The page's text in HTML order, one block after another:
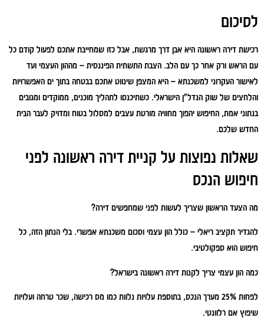
לסיכום
רכישת דירה ראשונה היא אבן דרך מרגשת, אבל כזו שמחייבת אתכם לפעול קודם כל
עם הראש ורק אחר כך עם הלב. הצבת התשתית הפיננסית – מההון העצמי ועד
לאישור העקרוני למשכנתא – היא המצפן שינווט אתכם בבטחה בתוך ים האפשרויות
והלחצים של שוק הנדל"ן הישראלי. כשתיכנסו לתהליך מוכנים, ממוקדים ומגובים
בנתוני אמת, החיפוש יהפוך מחוויה מורטת עצבים למסלול בטוח ומדויק לעבר הבית
החדש שלכם.
שאלות נפוצות על קניית דירה ראשונה לפני
חיפוש הנכס
מה הצעד הראשון שצריך לעשות לפני שמחפשים דירה?
להגדיר תקציב ריאלי – כולל הון עצמי וסכום משכנתא אפשרי. בלי הנתון הזה, כל
חיפוש הוא ספקולטיבי.
כמה הון עצמי צריך לקנות דירה ראשונה בישראל?
לפחות 25% מערך הנכס, בתוספת עלויות נלוות כמו מס רכישה, שכר טרחה ועלויות
שיפוץ אם רלוונטי.